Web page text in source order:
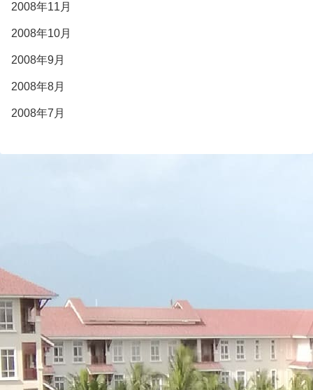
2008年11月
2008年10月
2008年9月
2008年8月
2008年7月